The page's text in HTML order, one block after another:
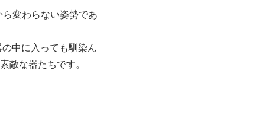
変わらない姿勢であ
中に入っても馴染ん
敵な器たちです。